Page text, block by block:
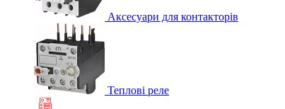
Аксесуари для контакторів
Теплові реле